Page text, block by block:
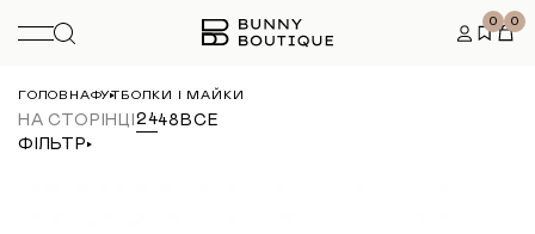
0 0
ГОЛОВНАФУТБОЛКИ І МАЙКИ
НА СТОРІНЦІ 2448 ВСЕ
ФІЛЬТР